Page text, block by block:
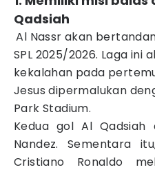
Qadsiah
Al Nassr akan
SPL 2025/2026. Laga ini
kekalahan pada
Jesus dipermalukan
Park Stadium.
Kedua gol Al Qadsiah
Nandez. Sementara
Cristiano Ronaldo